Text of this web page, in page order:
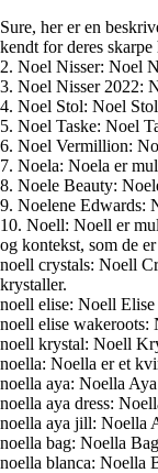
Sure, her er en
kendt for deres
2. Noel Nisser: Noel
3. Noel Nisser 2022:
4. Noel Stol: Noel
5. Noel Taske: Noel
6. Noel Vermillion:
7. Noela: Noela er
8. Noele Beauty:
9. Noelene Edwards:
10. Noell: Noell er
og kontekst, som de
noell crystals: Noell
krystaller.
noell elise: Noell
noell elise wakeroots:
noell krystal: Noell
noella: Noella er et
noella aya: Noella
noella aya dress:
noella aya jill: Noella
noella bag: Noella
noella blanca: Noella